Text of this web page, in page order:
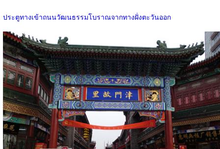
ประตูทางเข้าถนนวัฒนธรรมโบราณจากทางฝั่งตะวันออก